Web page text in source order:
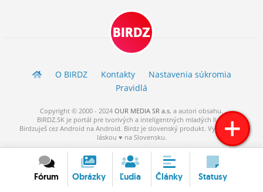
BIRDZ
O BIRDZ Kontakty
Nastavenia súkromia
Pravidlá
Copyright © 2000 - 2024 OUR MEDIA SR a.s. a autori obsahu.
BIRDZ.SK je portál pre tvorivých a inteligentných mladých ľudí.
Birdzuješ cez Android na Android. Birdz je slovenský produkt. Vytvorené s
láskou ♥ na Slovensku.
Fórum Obrázky Ľudia Články Statusy